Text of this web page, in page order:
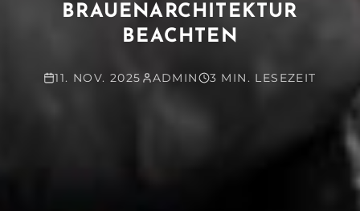
BRAUENARCHITEKTUR
BEACHTEN
11. NOV. 2025 ADMIN 3 MIN. LESEZEIT